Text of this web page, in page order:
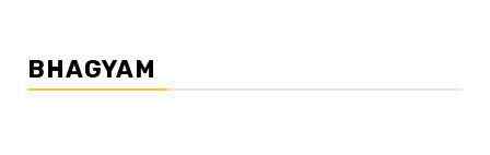
BHAGYAM